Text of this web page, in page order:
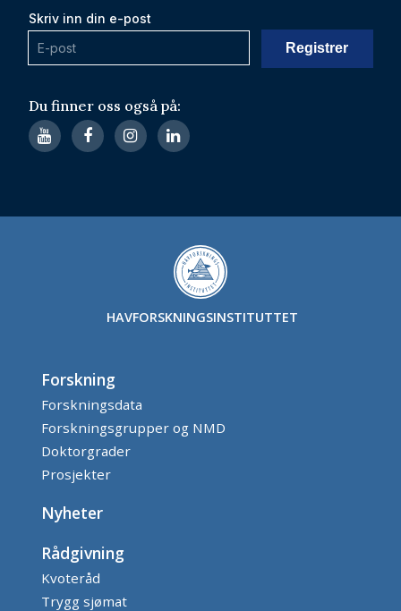
Du finner oss også på:
Skriv inn din e-post
HAVFORSKNINGSINSTITUTTET
Forskning
Forskningsdata
Forskningsgrupper og NMD
Doktorgrader
Prosjekter
Nyheter
Rådgivning
Kvoteråd
Trygg sjømat